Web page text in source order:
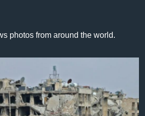
photos from around the world.